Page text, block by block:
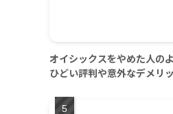
オイシックスをやめた人の
ひどい評判や意外なデメリ